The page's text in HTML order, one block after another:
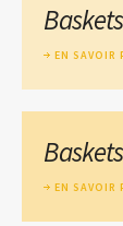
EN SAVOIR
EN SAVOIR